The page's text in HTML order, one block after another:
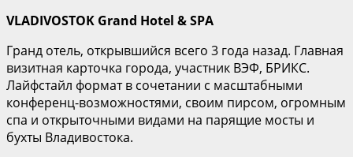
VLADIVOSTOK Grand Hotel & SPA
Гранд отель, открывшийся всего 3 года назад. Главная
визитная карточка города, участник ВЭФ, БРИКС.
Лайфстайл формат в сочетании с масштабными
конференц-возможностями, своим пирсом, огромным
спа и открыточными видами на парящие мосты и
бухты Владивостока.